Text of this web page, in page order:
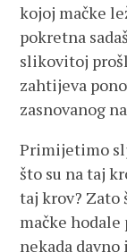
kojoj mačke
pokretna
slikovitoj
zahtijeva
zasnovanog
Primijetimo
što su na taj
taj krov? Zato
mačke hodale
nekada davno